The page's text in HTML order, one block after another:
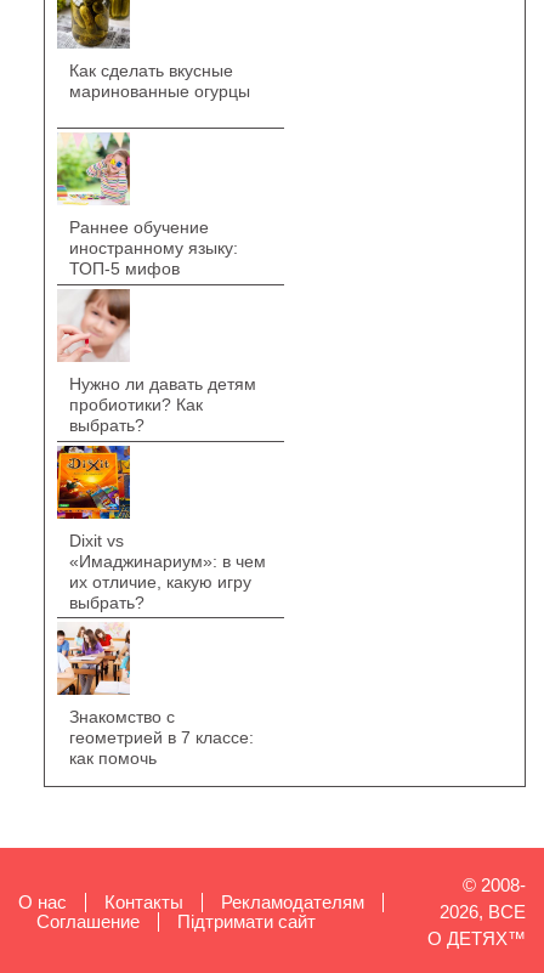
Как сделать вкусные
маринованные огурцы
Раннее обучение
иностранному языку:
ТОП-5 мифов
Нужно ли давать детям
пробиотики? Как
выбрать?
Dixit vs
«Имаджинариум»: в чем
их отличие, какую игру
выбрать?
Знакомство с
геометрией в 7 классе:
как помочь
О нас Контакты
Рекламодателям
Cоглашение
Підтримати сайт
© 2008-
2026, ВСЕ
О ДЕТЯХ™